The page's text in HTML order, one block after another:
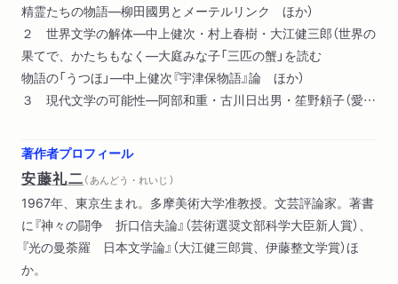
精霊たちの物語―柳田國男とメーテルリンク ほか）
２ 世界文学の解体―中上健次・村上春樹・大江健三郎（世界の
果てで、かたちもなく―大庭みな子「三匹の蟹」を読む
物語の「うつほ」―中上健次『宇津保物語』論 ほか）
３ 現代文学の可能性―阿部和重・古川日出男・笙野頼子（愛の
小説家として、そして新しい地図作製者として―古川日出男『ハ
ル、ハル、ハル』 ほか）
著作者プロフィール
安藤礼二（ あんどう・れいじ ）
1967年、東京生まれ。多摩美術大学准教授。文芸評論家。著書
に『神々の闘争 折口信夫論』（芸術選奨文部科学大臣新人賞）、
『光の曼荼羅 日本文学論』（大江健三郎賞、伊藤整文学賞）ほ
か。